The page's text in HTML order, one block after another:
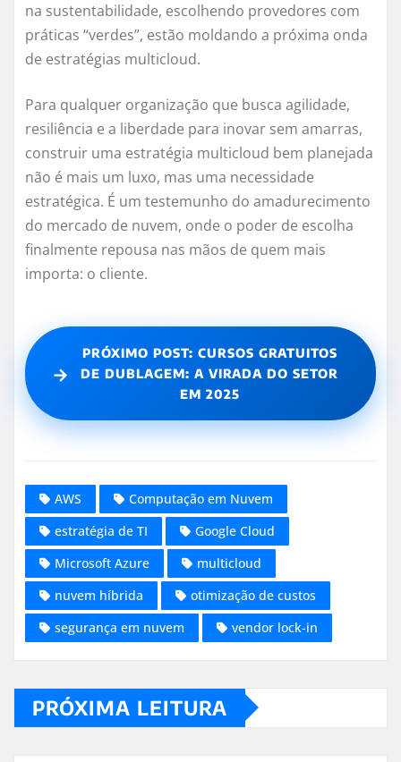
na sustentabilidade, escolhendo provedores com
práticas “verdes”, estão moldando a próxima onda
de estratégias multicloud.
Para qualquer organização que busca agilidade,
resiliência e a liberdade para inovar sem amarras,
construir uma estratégia multicloud bem planejada
não é mais um luxo, mas uma necessidade
estratégica. É um testemunho do amadurecimento
do mercado de nuvem, onde o poder de escolha
finalmente repousa nas mãos de quem mais
importa: o cliente.
→
PRÓXIMO POST: CURSOS GRATUITOS
DE DUBLAGEM: A VIRADA DO SETOR
EM 2025
AWS
Computação em Nuvem
estratégia de TI
Google Cloud
Microsoft Azure
multicloud
nuvem híbrida
otimização de custos
segurança em nuvem
vendor lock-in
PRÓXIMA LEITURA